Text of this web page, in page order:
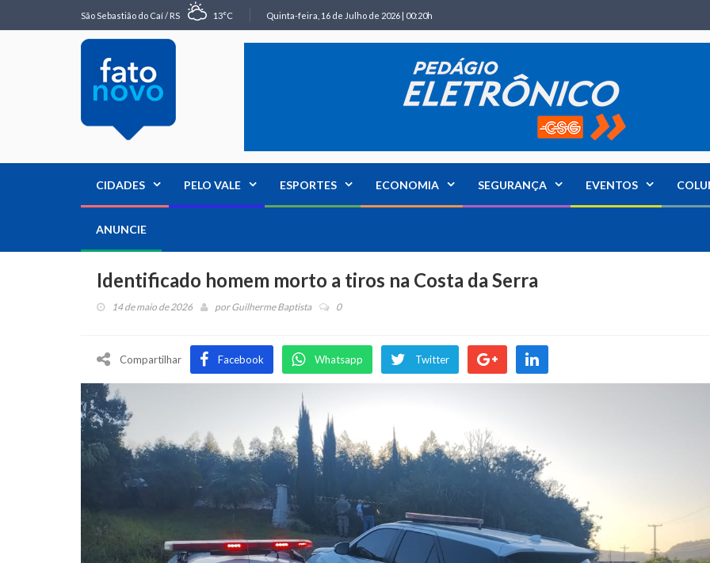
São Sebastião do Caí / RS 13°C Quinta-feira, 16 de Julho de 2026 | 00:20h
CIDADES PELO VALE ESPORTES ECONOMIA SEGURANÇA EVENTOS
ANUNCIE
Identificado homem morto a tiros na Costa da Serra
14 de maio de 2026 porGuilherme Baptista 0
Compartilhar Facebook Whatsapp Twitter